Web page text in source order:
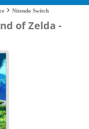
Nitendo Switch
of Zelda -